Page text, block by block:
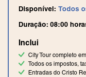
Disponível: Todos
Duração: 08:00
Inclui
City Tour completo
Todos os impostos,
Entradas do Cristo